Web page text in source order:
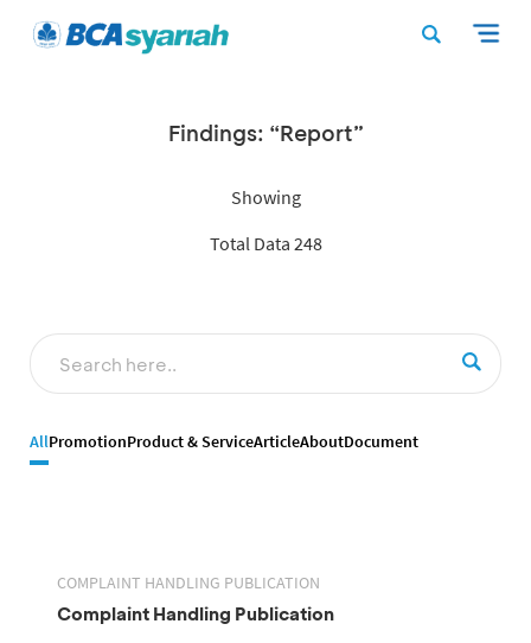
Findings: “Report”
Showing
Total Data 248
AllPromotionProduct & ServiceArticleAboutDocument
COMPLAINT HANDLING PUBLICATION
Complaint Handling Publication